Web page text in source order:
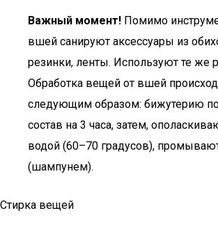
Важный момент! Помимо
вшей санируют аксессуары из
резинки, ленты. Используют те же
Обработка вещей от вшей
следующим образом: бижутерию
состав на 3 часа, затем,
водой (60–70 градусов),
(шампунем).
Стирка вещей